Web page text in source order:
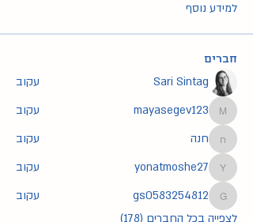
למידע נוסף
חברים
Sari Sintag עקוב
mayasegev123
mayasegev123 עקוב
חנהחנה עקוב
yonatmoshe27
yonatmoshe27 עקוב
gs0583254812
gs0583254812
עקוב
לצפייה בכל החברים (178)